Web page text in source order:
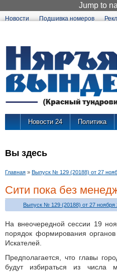
Jump to
Новости Подшивка номеров
Новости 24 Политика
Вы здесь
Главная » Выпуск № 129 (20188) от 27
Сити пока без
Выпуск № 129 (20188) от 27 ноября
На внеочередной сессии 19
порядок формирования
Искателей.
Предполагается, что главы
будут избираться из числа